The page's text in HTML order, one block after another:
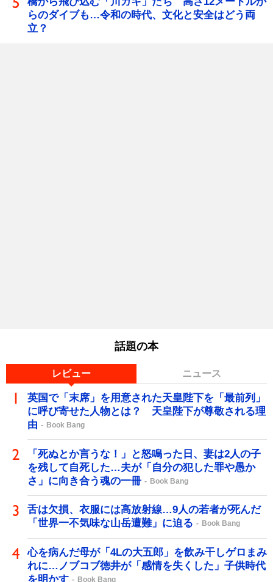
らのダイブも…令和の時代、文化と安全はどう両
立？
話題の本
レビュー ニュース
英国で「末席」を用意された天皇陛下を「最前列」
に呼び寄せた人物とは？ 天皇陛下が尊敬される理
由
Book Bang
「死ぬとか言うな！」と怒鳴った日、妻は2人の子
を残して自死した…夫が「自分の犯した罪や愚か
さ」に向き合う魂の一冊
Book Bang
舌は欠損、衣服には高放射線…9人の若者が死んだ
「世界一不気味な山岳遭難」に迫る
Book Bang
心を病んだ母が「4Lの大五郎」を飲み干しゲロまみ
れに…ノブコブ徳井が「感情を失くした」子供時代
を明かす
Book Bang